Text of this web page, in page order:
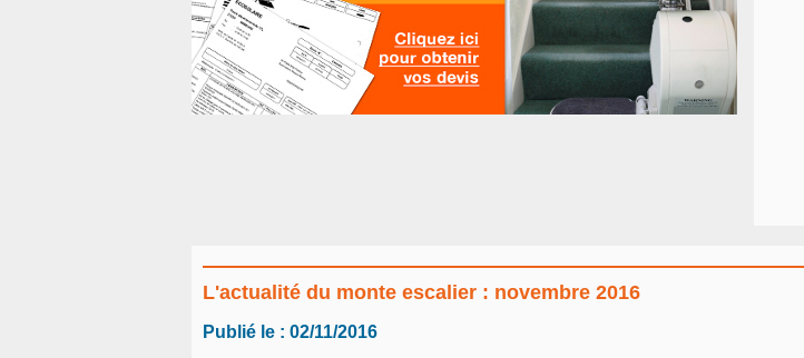
L'actualité du monte escalier : novembre 2016
Publié le : 02/11/2016